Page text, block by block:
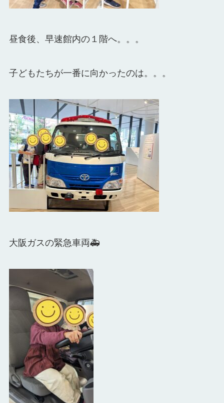
昼食後、早速館内の１階へ。。。
子どもたちが一番に向かったのは。。。
大阪ガスの緊急車両🚑